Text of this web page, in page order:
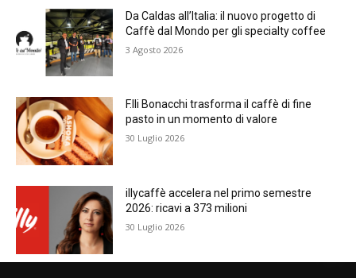
Da Caldas all’Italia: il nuovo progetto di
Caffè dal Mondo per gli specialty coffee
3 Agosto 2026
F.lli Bonacchi trasforma il caffè di fine
pasto in un momento di valore
30 Luglio 2026
illycaffè accelera nel primo semestre
2026: ricavi a 373 milioni
30 Luglio 2026